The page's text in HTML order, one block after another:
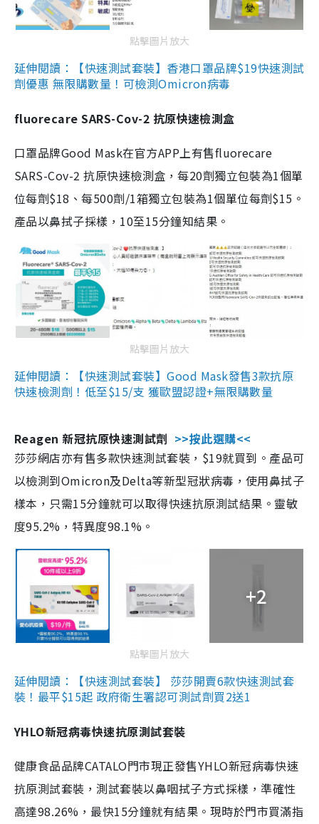
點擊圖片放大
延伸閱讀：【快速測試套裝】香港口罩品牌$19快速測試
劑優惠 無限購數量！可檢測Omicron病毒
fluorecare SARS-Cov-2 抗原快速檢測盒
口罩品牌Good Mask在官方APP上有售fluorecare
SARS-Cov-2 抗原快速檢測盒，每20劑獨立包裝為1個單
位每劑$18、每500劑/1箱獨立包裝為1個單位每劑$15。
產品以鼻拭子採樣，10至15分鐘知結果。
點擊圖片放大
延伸閱讀：【快速測試套裝】Good Mask發售3款抗原
快速檢測劑！低至$15/支 獲歐盟認證+無限購數量
Reagen 新冠抗原快速測試劑 >>按此選購<<
莎莎網店亦有售多款快速測試套裝，$19就買到。產品可
以檢測到Omicron及Delta等新型冠狀病毒，使用鼻拭子
樣本，只需15分鐘就可以取得快速抗原測試結果。靈敏
度95.2%，特異度98.1%。
+2
點擊圖片放大
延伸閱讀：【快速測試套裝】 莎莎開賣6款快速測試套
裝！最平$15起 政府衛生署認可測試劑買2送1
YHLO新冠病毒快速抗原測試套裝
健康食品品牌CATALO門市現正發售YHLO新冠病毒快速
抗原測試套裝，測試套裝以鼻咽拭子方式採樣，準確性
高達98.26%，最快15分鐘就有結果。現時於門市買滿指